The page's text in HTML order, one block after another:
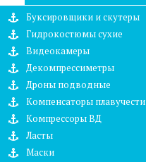
Буксировщики и скутеры
Гидрокостюмы сухие
Видеокамеры
Декомпрессиметры
Дроны подводные
Компенсаторы плавучести
Компрессоры ВД
Ласты
Маски